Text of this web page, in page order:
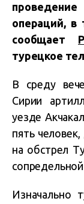
операций, в
сообщает
турецкое
В среду
Сирии
уезде
пять
на обстрел
Изначально